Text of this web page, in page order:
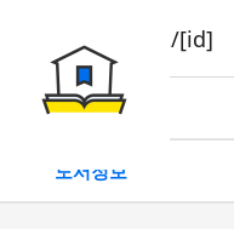
book/rent/[id]
대여
도서정보